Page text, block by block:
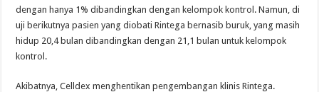
dengan hanya 1% dibandingkan dengan kelompok kontrol. Namun, di
uji berikutnya pasien yang diobati Rintega bernasib buruk, yang masih
hidup 20,4 bulan dibandingkan dengan 21,1 bulan untuk kelompok
kontrol.
Akibatnya, Celldex menghentikan pengembangan klinis Rintega.